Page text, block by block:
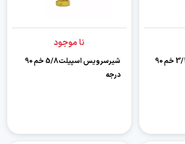
شیرسرویس اسپیلت 3/4 خم 90
نا موجود
شیرسرویس اسپیلت5/8 خم 90
درجه